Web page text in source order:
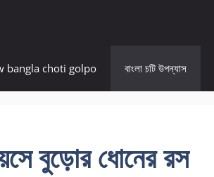
bangla choti golpo বাংলা চটি উপন্যাস
বুড়োর ধোনের রস